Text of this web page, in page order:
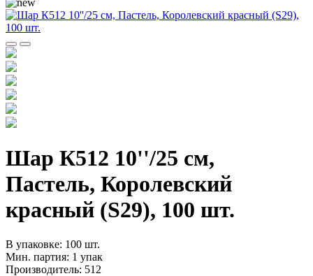
Шар К512 10''/25 см,
Пастель, Королевский
красный (S29), 100 шт.
В упаковке: 100 шт.
Мин. партия: 1 упак
Производитель: 512